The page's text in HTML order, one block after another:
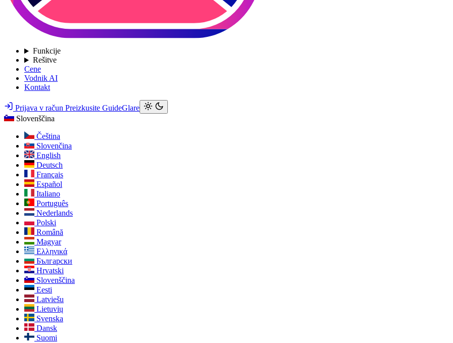
Funkcije
Rešitve
Cene
Vodnik AI
Kontakt
Prijava v račun Preizkusite GuideGlare
Slovenščina
Čeština
Slovenčina
English
Deutsch
Français
Español
Italiano
Português
Nederlands
Polski
Română
Magyar
Ελληνικά
Български
Hrvatski
Slovenščina
Eesti
Latviešu
Lietuvių
Svenska
Dansk
Suomi